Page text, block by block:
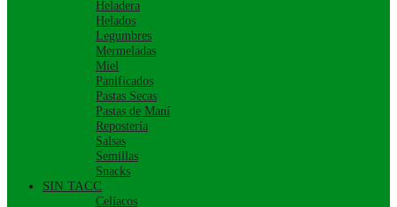
Heladera
Helados
Legumbres
Mermeladas
Miel
Panificados
Pastas Secas
Pastas de Maní
Repostería
Salsas
Semillas
Snacks
SIN TACC
Celíacos